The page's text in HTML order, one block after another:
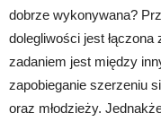
dobrze wykonywana?
dolegliwości jest
zadaniem jest między
zapobieganie szerzeniu
oraz młodzieży.